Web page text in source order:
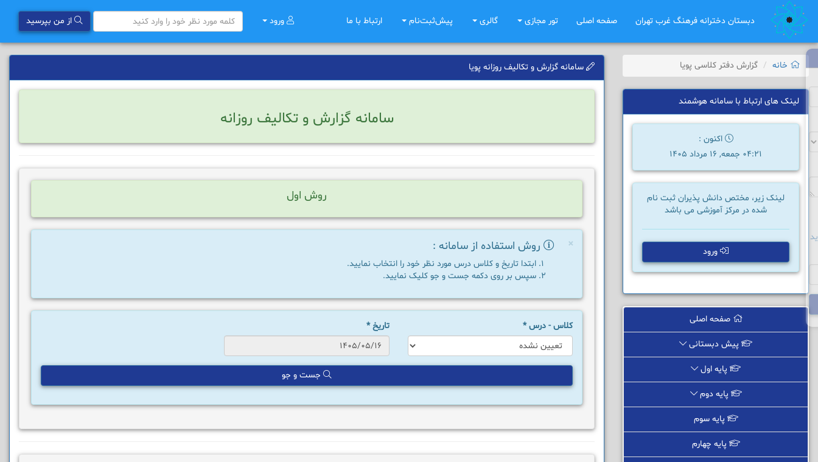
دبستان دخترانه فرهنگ غرب تهران صفحه اصلی تور مجازی گالری پیش‌ثبت‌نام ارتباط با ما از من بپرسید ورود
سامانه گزارش و تکالیف روزانه پویا
سامانه گزارش و تکالیف روزانه
روش اول
× روش استفاده از سامانه :
ابتدا تاریخ و کلاس درس مورد نظر خود را انتخاب نمایید.
سپس بر روی دکمه جست و جو کلیک نمایید.
کلاس - درس* تاریخ*
جست و جو
خانه گزارش دفتر کلاسی پویا
لینک های ارتباط با سامانه هوشمند
اکنون :
04:21 جمعه, 16 مرداد 1405
لینک زیر، مختص دانش پذیران ثبت نام
شده در مرکز آموزشی می باشد
ورود
صفحه اصلی
پیش دبستانی
پایه اول
پایه دوم
پایه سوم
پایه چهارم